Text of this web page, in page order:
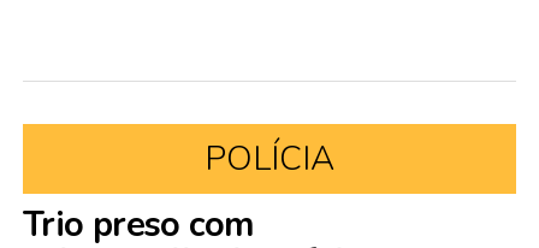
POLÍCIA
Trio preso com